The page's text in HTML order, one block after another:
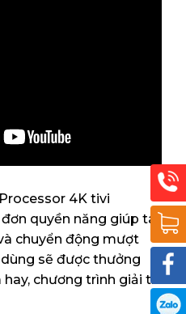
4K tivi
quyền năng giúp tái
chuyển động mượt
sẽ được thưởng
chương trình giải trí